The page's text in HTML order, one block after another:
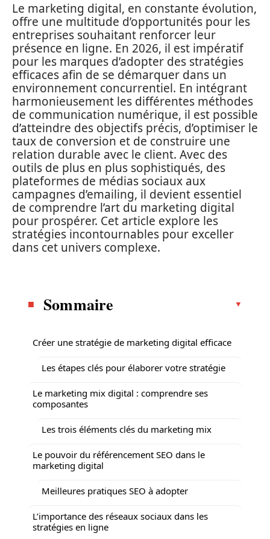
Le marketing digital, en constante évolution,
offre une multitude d’opportunités pour les
entreprises souhaitant renforcer leur
présence en ligne. En 2026, il est impératif
pour les marques d’adopter des stratégies
efficaces afin de se démarquer dans un
environnement concurrentiel. En intégrant
harmonieusement les différentes méthodes
de communication numérique, il est possible
d’atteindre des objectifs précis, d’optimiser le
taux de conversion et de construire une
relation durable avec le client. Avec des
outils de plus en plus sophistiqués, des
plateformes de médias sociaux aux
campagnes d’emailing, il devient essentiel
de comprendre l’art du marketing digital
pour prospérer. Cet article explore les
stratégies incontournables pour exceller
dans cet univers complexe.
Sommaire
Créer une stratégie de marketing digital efficace
Les étapes clés pour élaborer votre stratégie
Le marketing mix digital : comprendre ses
composantes
Les trois éléments clés du marketing mix
Le pouvoir du référencement SEO dans le
marketing digital
Meilleures pratiques SEO à adopter
L’importance des réseaux sociaux dans les
stratégies en ligne